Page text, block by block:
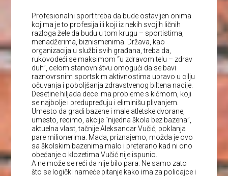
Profesionalni sport treba da bude ostavljen onima
kojima je to profesija ili koji iz nekih svojih ličnih
razloga žele da budu u tom krugu – sportistima,
menadžerima, biznismenima. Država, kao
organizacija u službi svih građana, treba da,
rukovodeći se maksimom “u zdravom telu – zdrav
duh”, celom stanovništvu omogući da se bavi
raznovrsnim sportskim aktivnostima upravo u cilju
očuvanja i poboljšanja zdravstvenog biltena nacije.
Desetine hiljada dece ima probleme s kičmom, koji
se najbolje i predupređuju i eliminišu plivanjem.
Umesto da gradi bazene i male atletske dvorane,
umesto, recimo, akcije “nijedna škola bez bazena”,
aktuelna vlast, tačnije Aleksandar Vučić, poklanja
pare milionerima. Mada, priznajemo, možda je ovo
sa školskim bazenima malo i preterano kad ni ono
obećanje o klozetima Vučić nije ispunio.
A ne može se reći da nije bilo para. Ne samo zato
što se logički nameće pitanje kako ima za policajce i